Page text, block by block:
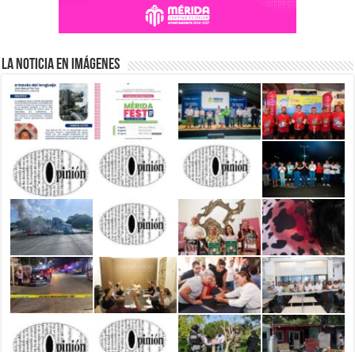
La Noticia en Imágenes